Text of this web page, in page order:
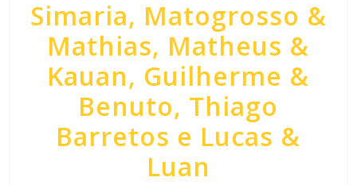
Simaria, Matogrosso &
Mathias, Matheus &
Kauan, Guilherme &
Benuto, Thiago
Barretos e Lucas &
Luan